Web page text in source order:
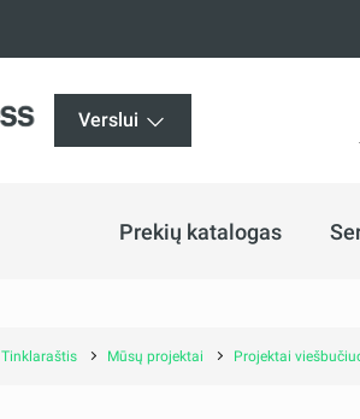
Verslui
Prekių katalogas
Tinklaraštis Mūsų projektai Projektai